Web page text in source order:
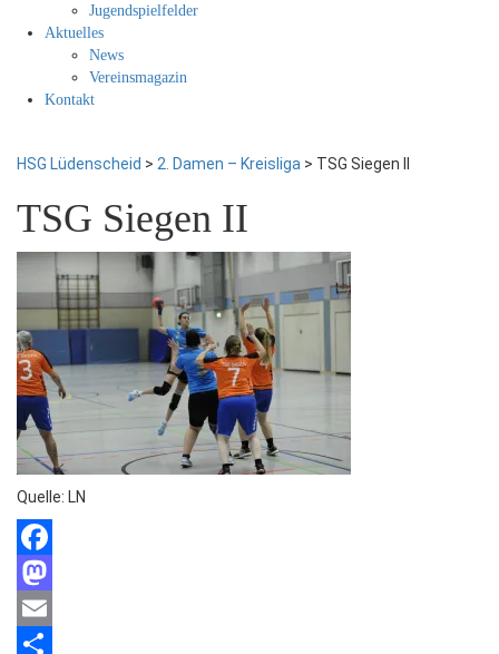
Jugendspielfelder
Aktuelles
News
Vereinsmagazin
Kontakt
HSG Lüdenscheid > 2. Damen – Kreisliga > TSG Siegen II
TSG Siegen II
Quelle: LN
Facebook
Mastodon
Email